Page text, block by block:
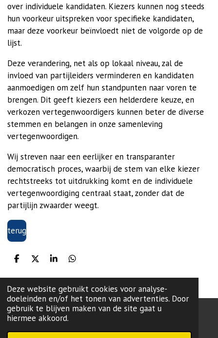
Deze website gebruikt cookies voor analyse-
doeleinden en/of het tonen van advertenties. Door
gebruik te blijven maken van de site gaat u
hiermee akkoord.
over individuele kandidaten. Kiezers kunnen nog steeds
hun voorkeur uitspreken voor specifieke kandidaten,
maar deze voorkeur beïnvloedt niet de volgorde op de
lijst.
Deze verandering, net als op lokaal niveau, zal de
invloed van partijleiders verminderen en kandidaten
aanmoedigen om zelf hun standpunten naar voren te
brengen. Dit geeft kiezers een helderdere keuze, en
verkozen vertegenwoordigers kunnen beter de diverse
stemmen en belangen in onze samenleving
vertegenwoordigen.
Wij streven naar een eerlijker en transparanter
democratisch proces, waarbij de stem van elke kiezer
rechtstreeks tot uitdrukking komt en de individuele
vertegenwoordiging centraal staat, zonder dat de
partijlijn zwaarder weegt.
terug
D
l
e
n
D
e
l
S
a
r
e
D
l
e
n
Powered by